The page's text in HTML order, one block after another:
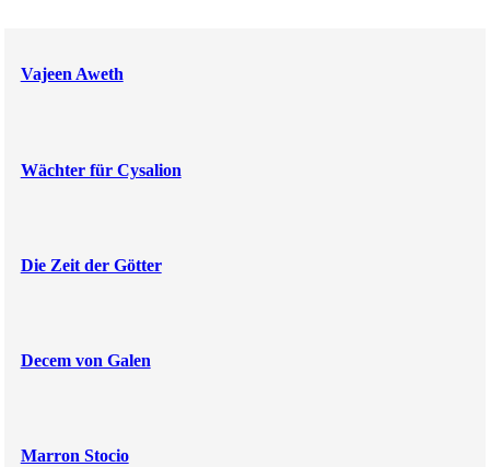
Vajeen Aweth
Wächter für Cysalion
Die Zeit der Götter
Decem von Galen
Marron Stocio